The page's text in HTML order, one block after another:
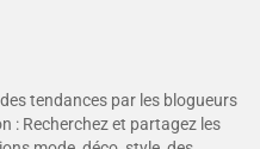
tendances par les blogueurs
: Recherchez et partagez les